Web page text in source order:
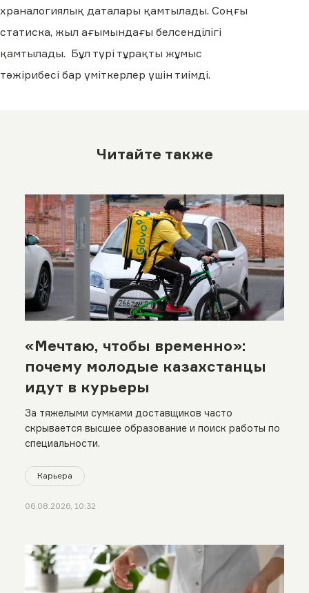
храналогиялық даталары қамтылады. Соңғы
статиска, жыл ағымындағы белсенділігі
қамтылады. Бұл түрі тұрақты жұмыс
тәжірибесі бар үміткерлер үшін тиімді.
Читайте также
«Мечтаю, чтобы временно»:
почему молодые казахстанцы
идут в курьеры
За тяжелыми сумками доставщиков часто
скрывается высшее образование и поиск работы по
специальности.
Карьера
06.08.2026, 10:32